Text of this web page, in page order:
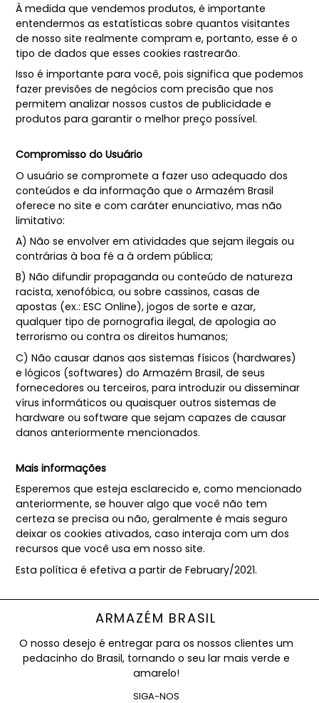
À medida que vendemos produtos, é importante
entendermos as estatísticas sobre quantos visitantes
de nosso site realmente compram e, portanto, esse é o
tipo de dados que esses cookies rastrearão.
Isso é importante para você, pois significa que podemos
fazer previsões de negócios com precisão que nos
permitem analizar nossos custos de publicidade e
produtos para garantir o melhor preço possível.
Compromisso do Usuário
O usuário se compromete a fazer uso adequado dos
conteúdos e da informação que o Armazém Brasil
oferece no site e com caráter enunciativo, mas não
limitativo:
A) Não se envolver em atividades que sejam ilegais ou
contrárias à boa fé a à ordem pública;
B) Não difundir propaganda ou conteúdo de natureza
racista, xenofóbica, ou sobre cassinos, casas de
apostas (ex.: ESC Online), jogos de sorte e azar,
qualquer tipo de pornografia ilegal, de apologia ao
terrorismo ou contra os direitos humanos;
C) Não causar danos aos sistemas físicos (hardwares)
e lógicos (softwares) do Armazém Brasil, de seus
fornecedores ou terceiros, para introduzir ou disseminar
vírus informáticos ou quaisquer outros sistemas de
hardware ou software que sejam capazes de causar
danos anteriormente mencionados.
Mais informações
Esperemos que esteja esclarecido e, como mencionado
anteriormente, se houver algo que você não tem
certeza se precisa ou não, geralmente é mais seguro
deixar os cookies ativados, caso interaja com um dos
recursos que você usa em nosso site.
Esta política é efetiva a partir de February/2021.
ARMAZÉM BRASIL
O nosso desejo é entregar para os nossos clientes um
pedacinho do Brasil, tornando o seu lar mais verde e
amarelo!
SIGA-NOS